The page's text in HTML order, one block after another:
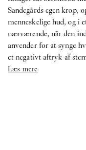
Sandegårds egen krop,
menneskelige hud, og i
nærværende, når den
anvender for at synge
et negativt aftryk af
Læs mere